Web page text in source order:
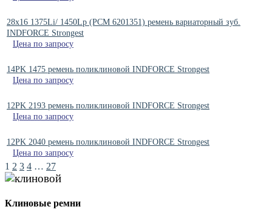
28x16 1375Li/ 1450Lp (РСМ 6201351) ремень вариаторный зуб.
INDFORCE Strongest
Цена по запросу
14PK 1475 ремень поликлиновой INDFORCE Strongest
Цена по запросу
12PK 2193 ремень поликлиновой INDFORCE Strongest
Цена по запросу
12PK 2040 ремень поликлиновой INDFORCE Strongest
Цена по запросу
1 2 3 4 … 27
Клиновые ремни